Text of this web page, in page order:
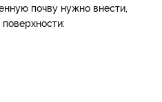
почву нужно внести,